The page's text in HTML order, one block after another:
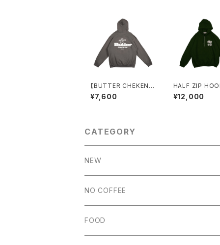
【BUTTER CHEKEN】
裏起毛パーカー（CHAR
COAL）
¥7,600
HALF ZIP
REEN)
¥12,000
CATEGORY
NEW
NO COFFEE
FOOD